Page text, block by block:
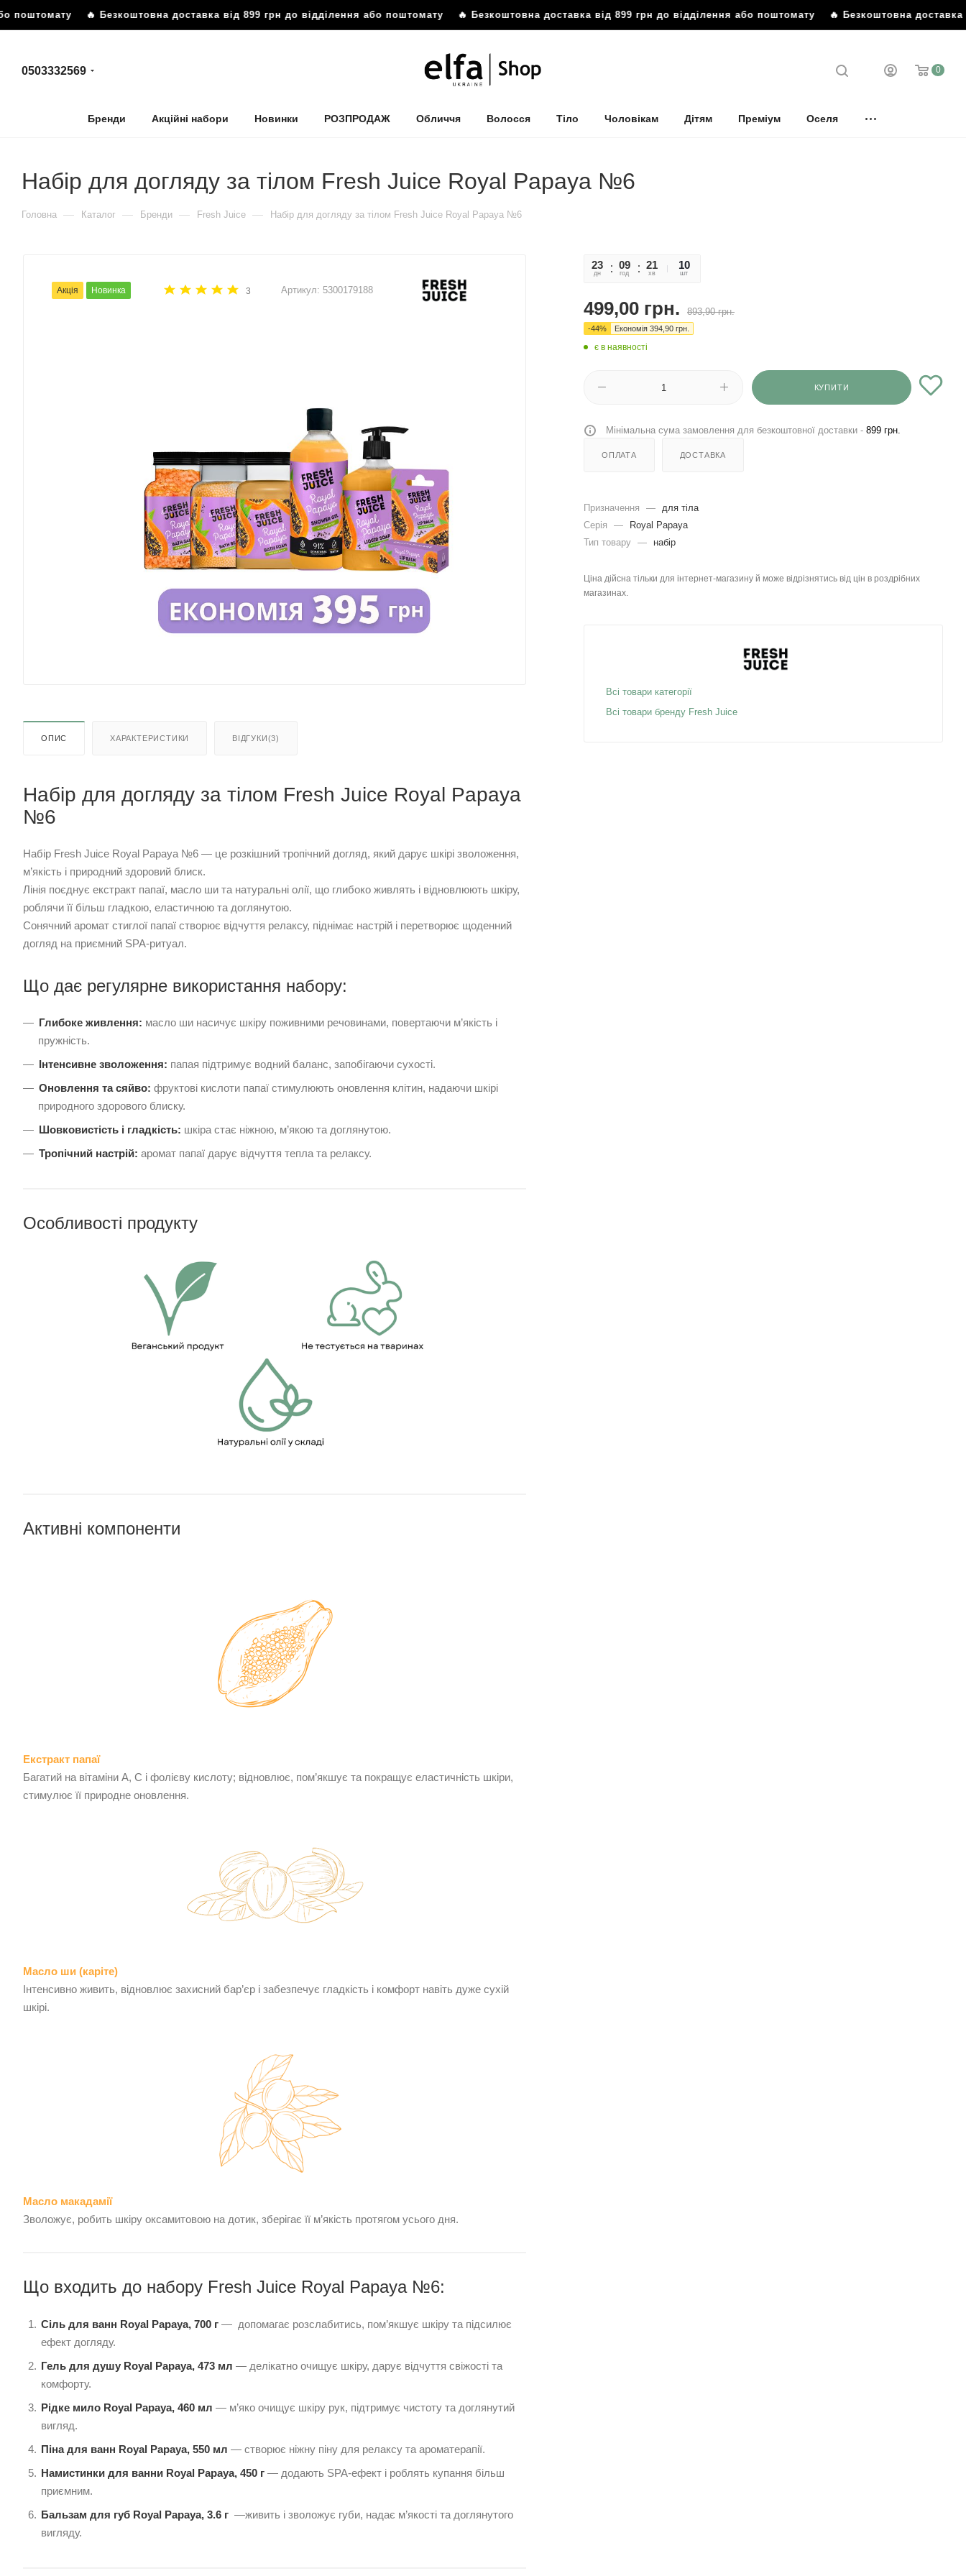
🔥 Безкоштовна доставка від 899 грн до відділення або поштомату🔥 Безкоштовна доставка від 899 грн до відділення або поштомату🔥 Безкоштовна доставка від
0503332569 0
Бренди Акційні набори Новинки РОЗПРОДАЖ Обличчя Волосся Тіло Чоловікам Дітям Преміум Оселя
Набір для догляду за тілом Fresh Juice Royal Papaya №6
Головна — Каталог — Бренди — Fresh Juice — Набір для догляду за тілом Fresh Juice Royal Papaya №6
Акція Новинка 3 Артикул: 5300179188
ОПИС ХАРАКТЕРИСТИКИ ВІДГУКИ(3)
Набір для догляду за тілом Fresh Juice Royal Papaya
№6
Набір Fresh Juice Royal Papaya №6 — це розкішний тропічний догляд, який дарує шкірі зволоження,
м’якість і природний здоровий блиск.
Лінія поєднує екстракт папаї, масло ши та натуральні олії, що глибоко живлять і відновлюють шкіру,
роблячи її більш гладкою, еластичною та доглянутою.
Сонячний аромат стиглої папаї створює відчуття релаксу, піднімає настрій і перетворює щоденний
догляд на приємний SPA-ритуал.
Що дає регулярне використання набору:
Глибоке живлення: масло ши насичує шкіру поживними речовинами, повертаючи м’якість і
пружність.
Інтенсивне зволоження: папая підтримує водний баланс, запобігаючи сухості.
Оновлення та сяйво: фруктові кислоти папаї стимулюють оновлення клітин, надаючи шкірі
природного здорового блиску.
Шовковистість і гладкість: шкіра стає ніжною, м’якою та доглянутою.
Тропічний настрій: аромат папаї дарує відчуття тепла та релаксу.
Особливості продукту
Активні компоненти
Екстракт папаї
Багатий на вітаміни А, С і фолієву кислоту; відновлює, пом’якшує та покращує еластичність шкіри,
стимулює її природне оновлення.
Масло ши (каріте)
Інтенсивно живить, відновлює захисний бар’єр і забезпечує гладкість і комфорт навіть дуже сухій
шкірі.
Масло макадамії
Зволожує, робить шкіру оксамитовою на дотик, зберігає її м’якість протягом усього дня.
Що входить до набору Fresh Juice Royal Papaya №6:
Сіль для ванн Royal Papaya, 700 г — допомагає розслабитись, пом’якшує шкіру та підсилює
ефект догляду.
Гель для душу Royal Papaya, 473 мл — делікатно очищує шкіру, дарує відчуття свіжості та
комфорту.
Рідке мило Royal Papaya, 460 мл — м’яко очищує шкіру рук, підтримує чистоту та доглянутий
вигляд.
Піна для ванн Royal Papaya, 550 мл — створює ніжну піну для релаксу та ароматерапії.
Намистинки для ванни Royal Papaya, 450 г — додають SPA-ефект і роблять купання більш
приємним.
Бальзам для губ Royal Papaya, 3.6 г —живить і зволожує губи, надає м’якості та доглянутого
вигляду.
23
дн
09
год
20
хв
59
сек
10
шт
499,00 грн. 893,90грн.
-44% Економія 394,90 грн.
є в наявності
КУПИТИ
Мінімальна сума замовлення для безкоштовної доставки - 899 грн.
ОПЛАТА ДОСТАВКА
Призначення —
для тіла
Серія
—
Royal Papaya
Тип товару — набір
Ціна дійсна тільки для інтернет-магазину й може відрізнятись від цін в роздрібних
магазинах.
Всі товари категорії
Всі товари бренду Fresh Juice